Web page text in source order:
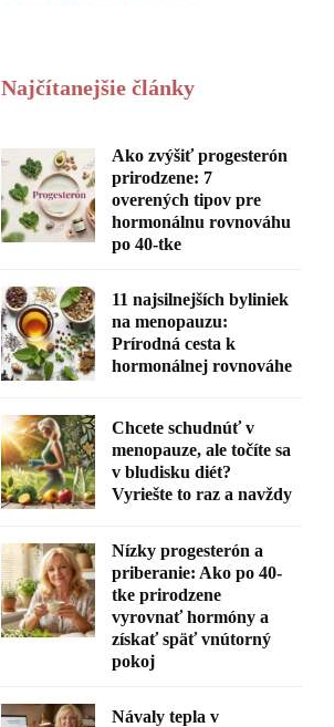
Najčítanejšie články
Ako zvýšiť progesterón
prirodzene: 7
overených tipov pre
hormonálnu rovnováhu
po 40-tke
11 najsilnejších byliniek
na menopauzu:
Prírodná cesta k
hormonálnej rovnováhe
Chcete schudnúť v
menopauze, ale točíte sa
v bludisku diét?
Vyriešte to raz a navždy
Nízky progesterón a
priberanie: Ako po 40-
tke prirodzene
vyrovnať hormóny a
získať späť vnútorný
pokoj
Návaly tepla v